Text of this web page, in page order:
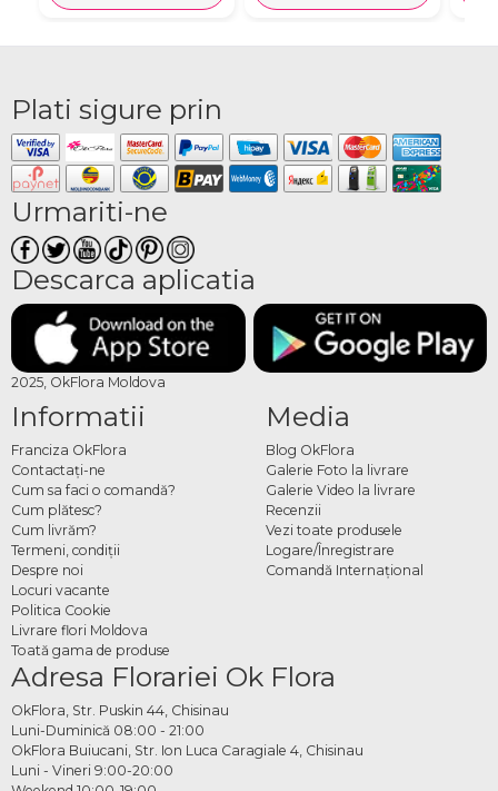
Plati sigure prin
Urmariti-ne
Descarca aplicatia
2025, OkFlora Moldova
Informatii
Franciza OkFlora
Contactaţi-ne
Cum sa faci o comandă?
Cum plătesc?
Cum livrăm?
Termeni, condiţii
Despre noi
Locuri vacante
Politica Cookie
Livrare flori Moldova
Toată gama de produse
Media
Blog OkFlora
Galerie Foto la livrare
Galerie Video la livrare
Recenzii
Vezi toate produsele
Logare/Înregistrare
Comandă Internațional
Adresa Florariei Ok Flora
OkFlora, Str. Puskin 44, Chisinau
Luni-Duminică 08:00 - 21:00
OkFlora Buiucani, Str. Ion Luca Caragiale 4, Chisinau
Luni - Vineri 9:00-20:00